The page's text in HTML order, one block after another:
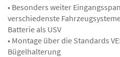
• Besonders weiter
verschiedenste
Batterie als USV
• Montage über die Standards
Bügelhalterung